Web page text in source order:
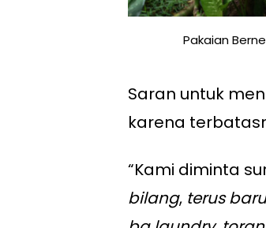
Pakaian
Saran untuk
karena
“Kami diminta
bilang, terus